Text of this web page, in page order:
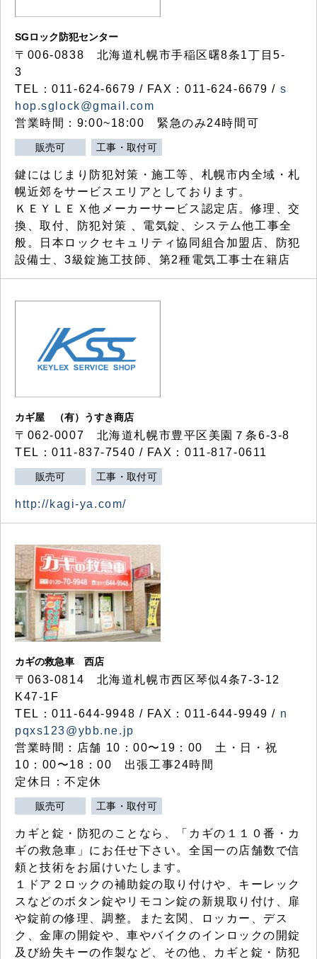
SGロック防犯センター
〒006-0838 北海道札幌市手稲区曙8条1丁目5-
3
TEL：011-624-6679 / FAX：011-624-6679 / s
hop.sglock@gmail.com
営業時間：9:00~18:00 緊急のみ24時間可
販売可 工事・取付可
鍵にはじまり防犯対策・施工等、札幌市内全域・札
幌近郊をサービスエリアとしております。
ＫＥＹＬＥＸ他メーカーサービス認定店。修理、交
換、取付、防犯対策 、電気錠、システム他工事全
般。日本ロックセキュリティ協同組合加盟店、防犯
設備士、3級錠施工技師、第2種電気工事士在籍店
カギ屋 （有）うすき商店
〒062-0007 北海道札幌市豊平区美園７条6-3-8
TEL：011-837-7540 / FAX：011-817-0611
販売可 工事・取付可
http://kagi-ya.com/
カギの救急車 西店
〒063-0814 北海道札幌市西区琴似4条7-3-12
K47-1F
TEL：011-644-9948 / FAX：011-644-9949 / n
pqxs123@ybb.ne.jp
営業時間：店舗 10：00〜19：00 土・日・祝
10：00〜18：00 出張工事24時間
定休日：不定休
販売可 工事・取付可
カギと錠・防犯のことなら、「カギの１１０番・カ
ギの救急車」にお任せ下さい。全国一の店舗数で信
頼と技術をお届けいたします。
１ドア２ロックの補助錠の取り付けや、キーレック
スなどのボタン錠やリモコン錠の新規取り付け、扉
や錠前の修理、調整。また玄関、ロッカー、デス
ク、金庫の開錠や、車やバイクのインロックの開錠
及び紛失キーの作製など、その他、カギと錠・防犯